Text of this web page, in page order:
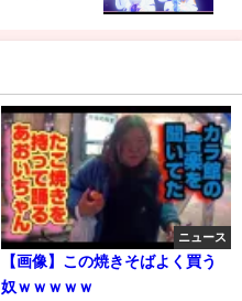
ニュース
【画像】この焼きそばよく買う
奴ｗｗｗｗｗ